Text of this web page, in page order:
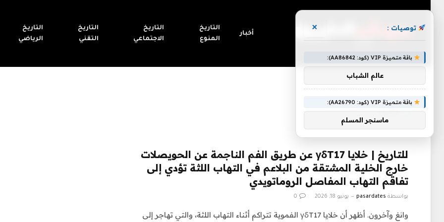
أخبار
التاريخ
المنوع
التاريخ
الاجتماعي
التاريخ
التقني
التاريخ
الرياضي
» خلايا
خلايا
للتاريخ | خلايا γδT17 عن طريق الفم الناجمة عن الحويصلات
خارج الخلية المشتقة من البلاعم في التهاب اللثة تؤدي إلى
تفاقم التهاب المفاصل الروماتويدي
بواسطة pasardates يونيو 18, 2026 0
وانغ وآخرون. أظهر أن خلايا γδT17 الفموية تتراكم أثناء التهاب اللثة، والتي تهاجر إلى
توصيات : ×
باقة متميزة VIP (كود: AA86842):
عالم الشباب
باقة متميزة VIP (كود: AA26790):
ماسنجر المسلم